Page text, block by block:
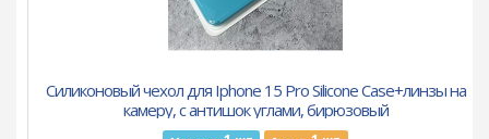
Силиконовый чехол для Iphone 15 Pro Silicone Case+линзы на
камеру, с антишок углами, бирюзовый